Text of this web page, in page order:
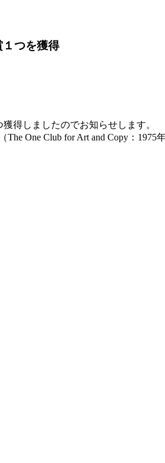
１つを獲得
得しましたのでお知らせします。
One Club for Art and Copy：